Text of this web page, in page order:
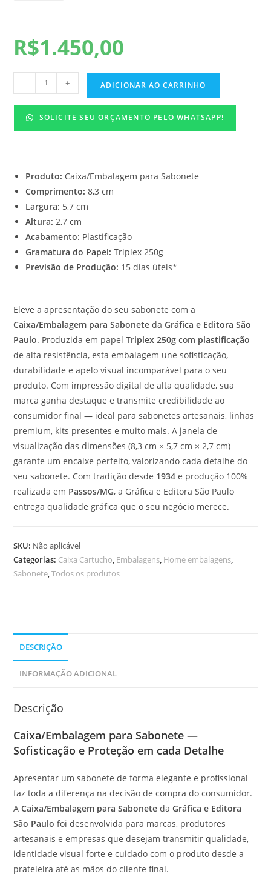
R$1.450,00
- + ADICIONAR AO CARRINHO
SOLICITE SEU ORÇAMENTO PELO WHATSAPP!
Produto: Caixa/Embalagem para Sabonete
Comprimento: 8,3 cm
Largura: 5,7 cm
Altura: 2,7 cm
Acabamento: Plastificação
Gramatura do Papel: Triplex 250g
Previsão de Produção: 15 dias úteis*
Eleve a apresentação do seu sabonete com a
Caixa/Embalagem para Sabonete daGráfica e Editora São
Paulo. Produzida em papelTriplex 250g com plastificação
de alta resistência, esta embalagem une sofisticação,
durabilidade e apelo visual incomparável para o seu
produto. Com impressão digital de alta qualidade, sua
marca ganha destaque e transmite credibilidade ao
consumidor final — ideal para sabonetes artesanais, linhas
premium, kits presentes e muito mais. A janela de
visualização das dimensões (8,3 cm × 5,7 cm × 2,7 cm)
garante um encaixe perfeito, valorizando cada detalhe do
seu sabonete. Com tradição desde 1934 e produção 100%
realizada em Passos/MG, a Gráfica e Editora São Paulo
entrega qualidade gráfica que o seu negócio merece.
SKU: Não aplicável
Categorias: Caixa Cartucho, Embalagens, Home embalagens,
Sabonete,Todos os produtos
DESCRIÇÃO
INFORMAÇÃO ADICIONAL
Descrição
Caixa/Embalagem para Sabonete —
Sofisticação e Proteção em cada Detalhe
Apresentar um sabonete de forma elegante e profissional
faz toda a diferença na decisão de compra do consumidor.
ACaixa/Embalagem para Sabonete daGráfica e Editora
São Paulo foi desenvolvida para marcas, produtores
artesanais e empresas que desejam transmitir qualidade,
identidade visual forte e cuidado com o produto desde a
prateleira até as mãos do cliente final.